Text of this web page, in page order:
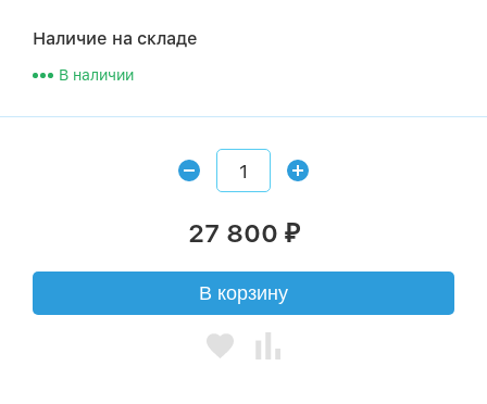
Наличие на складе
В наличии
27 800 ₽
В корзину